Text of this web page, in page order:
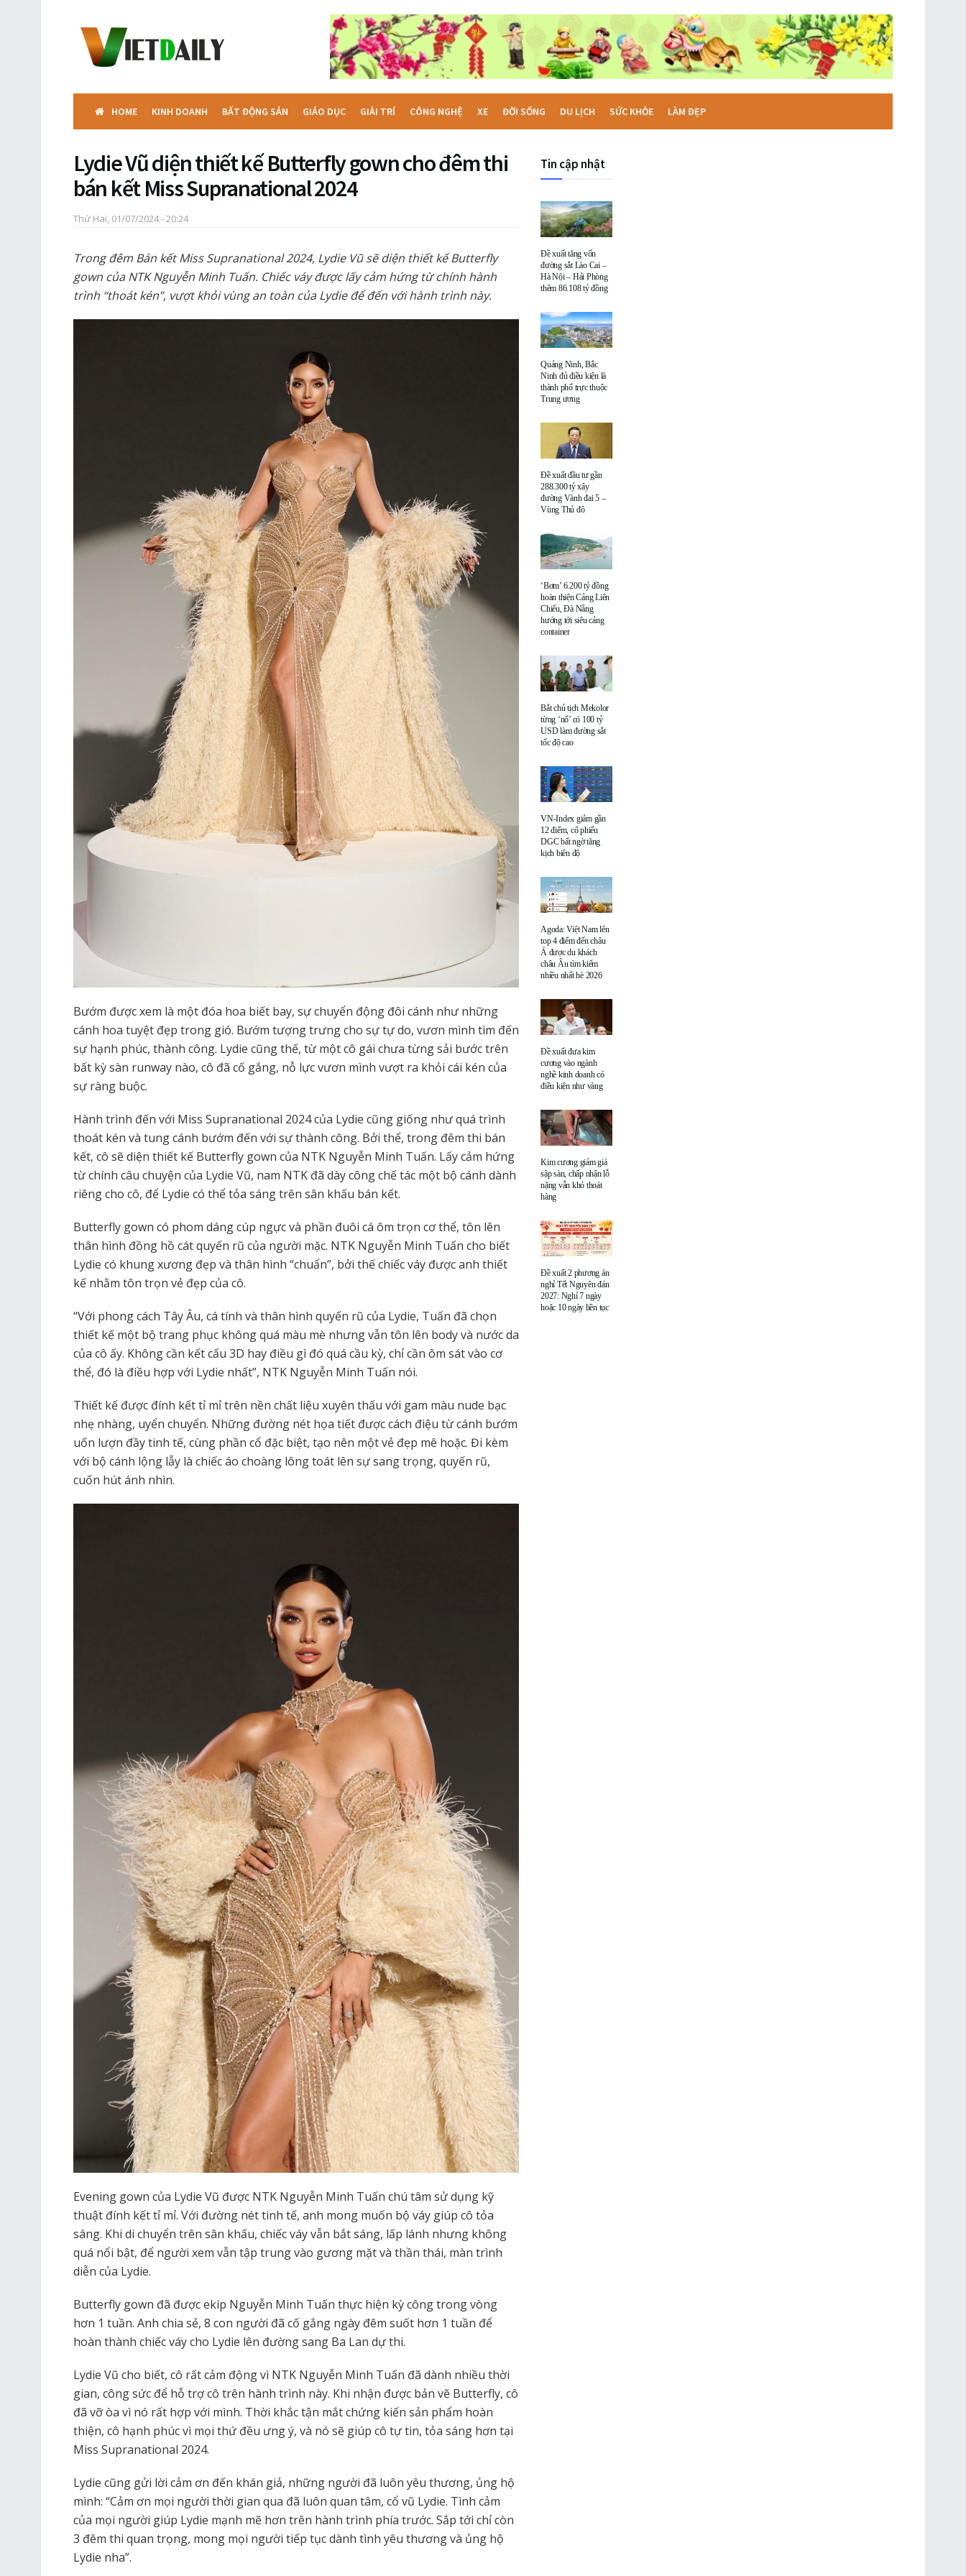
HOME KINH DOANH BẤT ĐỘNG SẢN GIÁO DỤC GIẢI TRÍ CÔNG NGHỆ XE ĐỜI SỐNG DU LỊCH SỨC KHỎE LÀM ĐẸP
Lydie Vũ diện thiết kế Butterfly gown cho đêm thi
bán kết Miss Supranational 2024
Thứ Hai, 01/07/2024 - 20:24
Trong đêm Bán kết Miss Supranational 2024, Lydie Vũ sẽ diện thiết kế Butterfly
gown của NTK Nguyễn Minh Tuấn. Chiếc váy được lấy cảm hứng từ chính hành
trình “thoát kén”, vượt khỏi vùng an toàn của Lydie để đến với hành trình này.
Bướm được xem là một đóa hoa biết bay, sự chuyển động đôi cánh như những
cánh hoa tuyệt đẹp trong gió. Bướm tượng trưng cho sự tự do, vươn mình tìm đến
sự hạnh phúc, thành công. Lydie cũng thế, từ một cô gái chưa từng sải bước trên
bất kỳ sàn runway nào, cô đã cố gắng, nỗ lực vươn mình vượt ra khỏi cái kén của
sự ràng buộc.
Hành trình đến với Miss Supranational 2024 của Lydie cũng giống như quá trình
thoát kén và tung cánh bướm đến với sự thành công. Bởi thể, trong đêm thi bán
kết, cô sẽ diện thiết kế Butterfly gown của NTK Nguyễn Minh Tuấn. Lấy cảm hứng
từ chính câu chuyện của Lydie Vũ, nam NTK đã dày công chế tác một bộ cánh dành
riêng cho cô, để Lydie có thể tỏa sáng trên sân khấu bán kết.
Butterfly gown có phom dáng cúp ngực và phần đuôi cá ôm trọn cơ thể, tôn lên
thân hình đồng hồ cát quyến rũ của người mặc. NTK Nguyễn Minh Tuấn cho biết
Lydie có khung xương đẹp và thân hình “chuẩn”, bởi thế chiếc váy được anh thiết
kế nhằm tôn trọn vẻ đẹp của cô.
“Với phong cách Tây Âu, cá tính và thân hình quyến rũ của Lydie, Tuấn đã chọn
thiết kế một bộ trang phục không quá màu mè nhưng vẫn tôn lên body và nước da
của cô ấy. Không cần kết cấu 3D hay điều gì đó quá cầu kỳ, chỉ cần ôm sát vào cơ
thể, đó là điều hợp với Lydie nhất”, NTK Nguyễn Minh Tuấn nói.
Thiết kế được đính kết tỉ mỉ trên nền chất liệu xuyên thấu với gam màu nude bạc
nhẹ nhàng, uyển chuyển. Những đường nét họa tiết được cách điệu từ cánh bướm
uốn lượn đầy tinh tế, cùng phần cổ đặc biệt, tạo nên một vẻ đẹp mê hoặc. Đi kèm
với bộ cánh lộng lẫy là chiếc áo choàng lông toát lên sự sang trọng, quyến rũ,
cuốn hút ánh nhìn.
Evening gown của Lydie Vũ được NTK Nguyễn Minh Tuấn chú tâm sử dụng kỹ
thuật đính kết tỉ mỉ. Với đường nét tinh tế, anh mong muốn bộ váy giúp cô tỏa
sáng. Khi di chuyển trên sân khấu, chiếc váy vẫn bắt sáng, lấp lánh nhưng không
quá nổi bật, để người xem vẫn tập trung vào gương mặt và thần thái, màn trình
diễn của Lydie.
Butterfly gown đã được ekip Nguyễn Minh Tuấn thực hiện kỳ công trong vòng
hơn 1 tuần. Anh chia sẻ, 8 con người đã cố gắng ngày đêm suốt hơn 1 tuần để
hoàn thành chiếc váy cho Lydie lên đường sang Ba Lan dự thi.
Lydie Vũ cho biết, cô rất cảm động vì NTK Nguyễn Minh Tuấn đã dành nhiều thời
gian, công sức để hỗ trợ cô trên hành trình này. Khi nhận được bản vẽ Butterfly, cô
đã vỡ òa vì nó rất hợp với mình. Thời khắc tận mắt chứng kiến sản phẩm hoàn
thiện, cô hạnh phúc vì mọi thứ đều ưng ý, và nó sẽ giúp cô tự tin, tỏa sáng hơn tại
Miss Supranational 2024.
Lydie cũng gửi lời cảm ơn đến khán giả, những người đã luôn yêu thương, ủng hộ
mình: “Cảm ơn mọi người thời gian qua đã luôn quan tâm, cổ vũ Lydie. Tình cảm
của mọi người giúp Lydie mạnh mẽ hơn trên hành trình phía trước. Sắp tới chỉ còn
3 đêm thi quan trọng, mong mọi người tiếp tục dành tình yêu thương và ủng hộ
Lydie nha”.
Tin cập nhật
Đề xuất tăng vốn
đường sắt Lào Cai –
Hà Nội – Hải Phòng
thêm 86.108 tỷ đồng
Quảng Ninh, Bắc
Ninh đủ điều kiện là
thành phố trực thuộc
Trung ương
Đề xuất đầu tư gần
288.300 tỷ xây
đường Vành đai 5 –
Vùng Thủ đô
‘Bơm’ 6.200 tỷ đồng
hoàn thiện Cảng Liên
Chiểu, Đà Nẵng
hướng tới siêu cảng
container
Bắt chủ tịch Mekolor
từng ‘nổ’ có 100 tỷ
USD làm đường sắt
tốc độ cao
VN-Index giảm gần
12 điểm, cổ phiếu
DGC bất ngờ tăng
kịch biên độ
Agoda: Việt Nam lên
top 4 điểm đến châu
Á được du khách
châu Âu tìm kiếm
nhiều nhất hè 2026
Đề xuất đưa kim
cương vào ngành
nghề kinh doanh có
điều kiện như vàng
Kim cương giảm giá
sập sàn, chấp nhận lỗ
nặng vẫn khó thoát
hàng
Đề xuất 2 phương án
nghỉ Tết Nguyên đán
2027: Nghỉ 7 ngày
hoặc 10 ngày liên tục